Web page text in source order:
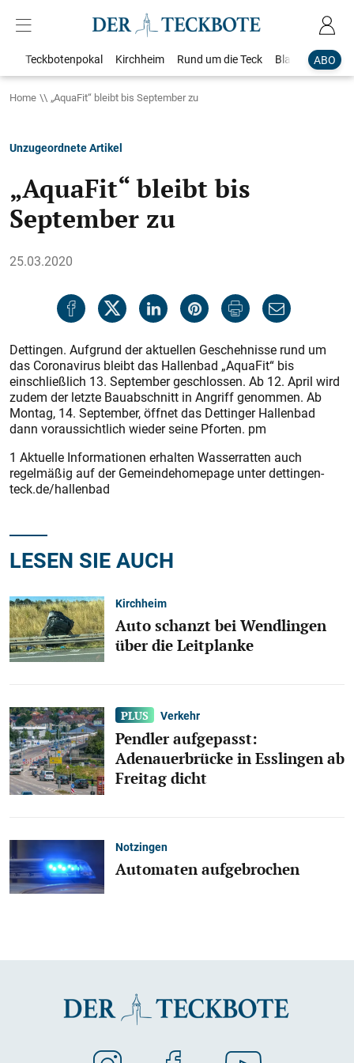
ABO
Teckbotenpokal Kirchheim Rund um die Teck Blaulicht
Home „AquaFit“ bleibt bis September zu
Unzugeordnete Artikel
„AquaFit“ bleibt bis
September zu
25.03.2020
Dettingen. Aufgrund der aktuellen Geschehnisse rund um
das Coronavirus bleibt das Hallenbad „AquaFit“ bis
einschließlich 13. September geschlossen. Ab 12. April wird
zudem der letzte Bauabschnitt in Angriff genommen. Ab
Montag, 14. September, öffnet das Dettinger Hallenbad
dann voraussichtlich wieder seine Pforten. pm
1 Aktuelle Informationen erhalten Wasserratten auch
regelmäßig auf der Gemeindehomepage unter dettingen-
teck.de/hallenbad
LESEN SIE AUCH
Kirchheim
Auto schanzt bei Wendlingen
über die Leitplanke
Verkehr
Pendler aufgepasst:
Adenauerbrücke in Esslingen ab
Freitag dicht
Notzingen
Automaten aufgebrochen